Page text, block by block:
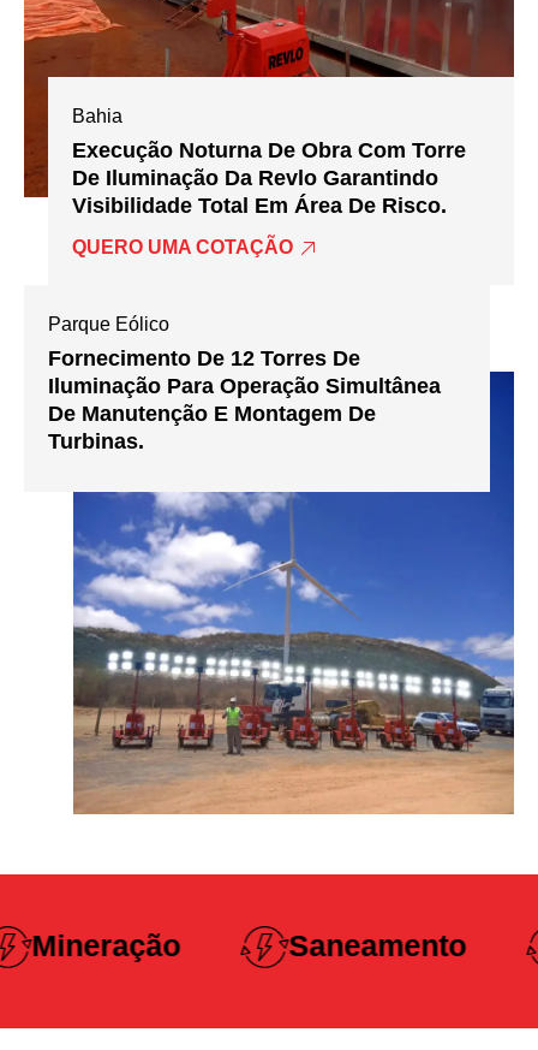
Bahia
Execução Noturna De Obra Com Torre
De Iluminação Da Revlo Garantindo
Visibilidade Total Em Área De Risco.
QUERO UMA COTAÇÃO
Parque Eólico
Fornecimento De 12 Torres De
Iluminação Para Operação Simultânea
De Manutenção E Montagem De
Turbinas.
Saneamento
Construção
Pesada